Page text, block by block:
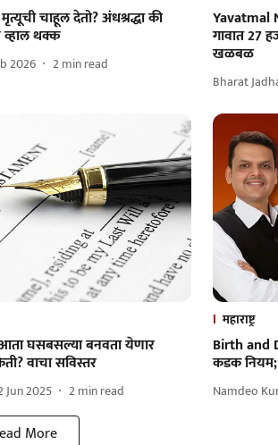
चाहूल देतो? अंधश्रद्धा की
व्हाल थक्क
2026 2min read
Yavatmal
गावात 27
खळबळ
Bharat
घसबसल्या बनवता येणार
वाचा सविस्तर
Jun 2025 2min read
महाराष्ट्र
Birth and
कडक नियम;
Namdeo
More